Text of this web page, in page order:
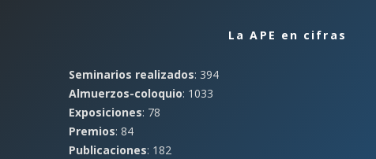
La APE en cifras
Seminarios realizados: 394
Almuerzos-coloquio: 1033
Exposiciones: 78
Premios: 84
Publicaciones: 182